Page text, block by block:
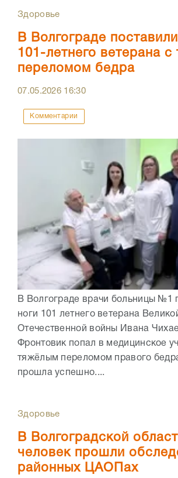
Здоровье
В Волгограде
101-летнего ветерана
переломом бедра
07.05.2026 16:30
Комментарии
В Волгограде врачи больницы №1
ноги 101 летнего ветерана
Отечественной войны Ивана
Фронтовик попал в медицинское
тяжёлым переломом правого
прошла успешно....
Здоровье
В Волгоградской
человек прошли
районных ЦАОПах